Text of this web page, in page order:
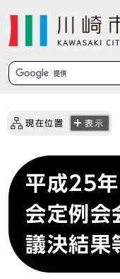
現在位置 表示
平成25
会定例会
議決結果